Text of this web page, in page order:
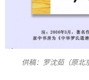
供稿：罗沈茹（原